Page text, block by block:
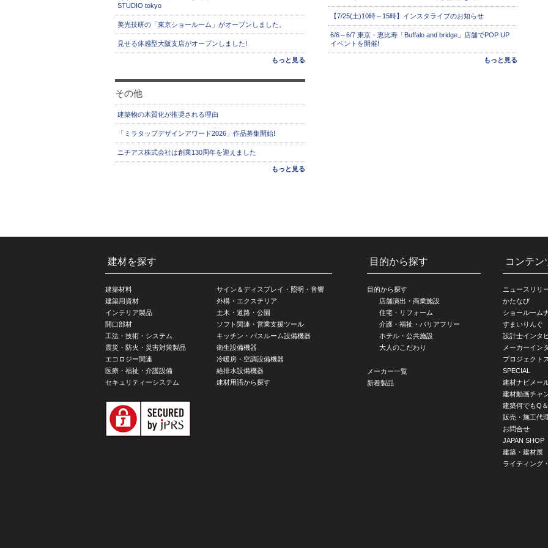
STUDIO tokyo
美光技研の「東京ショールーム」がオープンしました。
見せる体感型大阪支店がオープンしました!
もっと見る
【7/25(土)10時～15時】インスタライブのお知らせ
6/6～6/7 東京・恵比寿「Buffalo and bridge」店舗でPOP UP
イベントを開催!
もっと見る
その他
建築物の木質化が推奨される理由
「ミラタップデザインアワード2026」作品募集開始!
ニチアス株式会社は創業130周年を迎えました
もっと見る
建材を探す
建築材料
建築用資材
インテリア製品
開口部材
工法・技術・システム
震災・防火・災害対策製品
エコロジー関連
医療・福祉・介護設備
セキュリティーシステム
サイン＆ディスプレイ・照明・音響
外構・エクステリア
土木・道路・公園
ソフト関連・営業支援ツール
キッチン・バスルーム設備機器
衛生設備機器
冷暖房・空調設備機器
給排水設備機器
建材用語から探す
目的から探す
目的から探す
店舗演出・商業施設
住宅・リフォーム
介護・福祉・バリアフリー
ホテル・公共施設
大人のこだわり
メーカー一覧
新着製品
コンテン
ニュースリリ
かたなび
ショールーム
すまいりんぐ
設計士インタ
メーカーイン
プロジェクト
SPECIAL
建材ナビメー
建材動画チャ
建築何でもQ
販売・施工代
お問合せ
JAPAN SHOP
建築・建材展
ライティング